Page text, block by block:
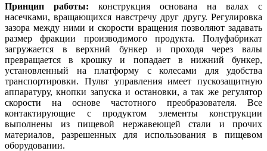
Принцип работы: конструкция основана на валах с
насечками, вращающихся навстречу друг другу. Регулировка
зазора между ними и скорости вращения позволяют задавать
размер фракции производимого продукта. Полуфабрикат
загружается в верхний бункер и проходя через валы
превращается в крошку и попадает в нижний бункер,
установленный на платформу с колесами для удобства
транспортировки. Пульт управления имеет пускозащитную
аппаратуру, кнопки запуска и остановки, а так же регулятор
скорости на основе частотного преобразователя. Все
контактирующие с продуктом элементы конструкции
выполнены из пищевой нержавеющей стали и прочих
материалов, разрешенных для использования в пищевом
оборудовании.